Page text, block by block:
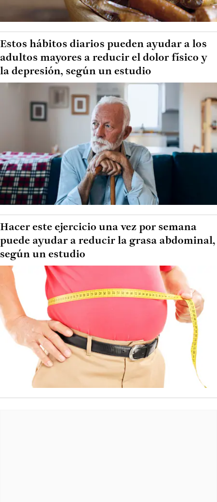
Estos hábitos diarios pueden ayudar a los
adultos mayores a reducir el dolor físico y
la depresión, según un estudio
Hacer este ejercicio una vez por semana
puede ayudar a reducir la grasa abdominal,
según un estudio